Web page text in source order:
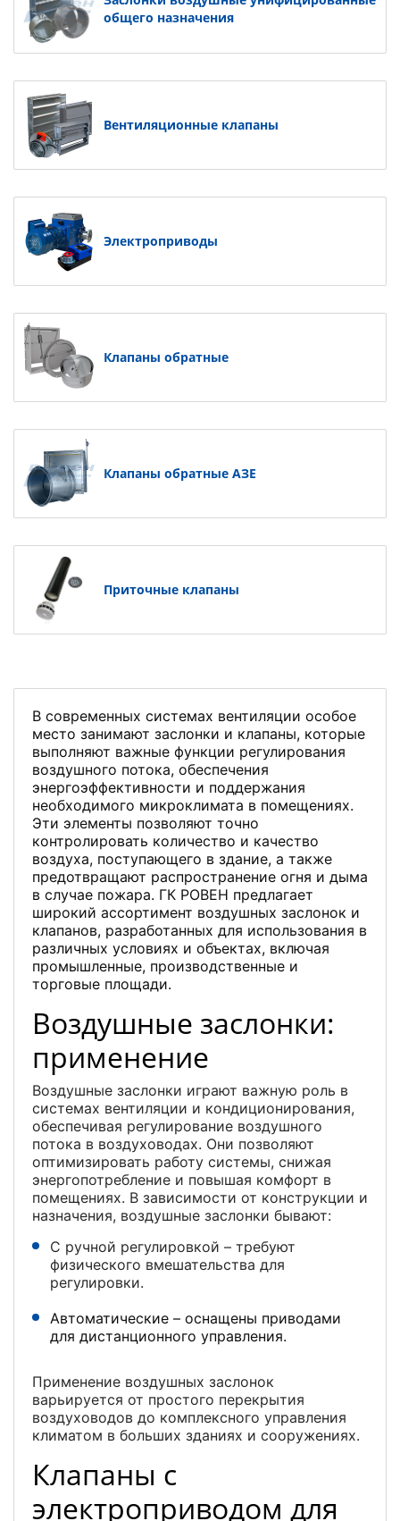
общего назначения
Вентиляционные клапаны
Электроприводы
Клапаны обратные
Клапаны обратные АЗЕ
Приточные клапаны
В современных системах вентиляции особое
место занимают заслонки и клапаны, которые
выполняют важные функции регулирования
воздушного потока, обеспечения
энергоэффективности и поддержания
необходимого микроклимата в помещениях.
Эти элементы позволяют точно
контролировать количество и качество
воздуха, поступающего в здание, а также
предотвращают распространение огня и дыма
в случае пожара. ГК РОВЕН предлагает
широкий ассортимент воздушных заслонок и
клапанов, разработанных для использования в
различных условиях и объектах, включая
промышленные, производственные и
торговые площади.
Воздушные заслонки:
применение
Воздушные заслонки играют важную роль в
системах вентиляции и кондиционирования,
обеспечивая регулирование воздушного
потока в воздуховодах. Они позволяют
оптимизировать работу системы, снижая
энергопотребление и повышая комфорт в
помещениях. В зависимости от конструкции и
назначения, воздушные заслонки бывают:
С ручной регулировкой – требуют
физического вмешательства для
регулировки.
Автоматические – оснащены приводами
для дистанционного управления.
Применение воздушных заслонок
варьируется от простого перекрытия
воздуховодов до комплексного управления
климатом в больших зданиях и сооружениях.
Клапаны с
электроприводом для